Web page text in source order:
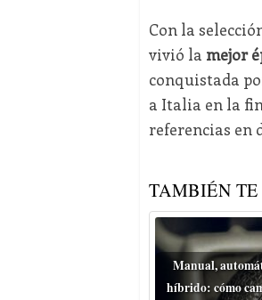
Con la
vivió la mejor
conquistada
a Italia en la
referencias en
TAMBIÉN TE
Manual,
híbrido: cómo